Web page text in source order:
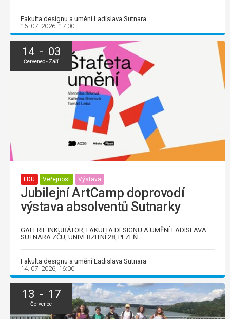
Fakulta designu a umění Ladislava Sutnara
16. 07. 2026, 17:00
14 - 03
Červenec - Září
FDU Veřejnost Výstava
Jubilejní ArtCamp doprovodí
výstava absolventů Sutnarky
GALERIE INKUBÁTOR, FAKULTA DESIGNU A UMĚNÍ LADISLAVA
SUTNARA ZČU, UNIVERZITNÍ 28, PLZEŇ
Fakulta designu a umění Ladislava Sutnara
14. 07. 2026, 16:00
13 - 17
Červenec